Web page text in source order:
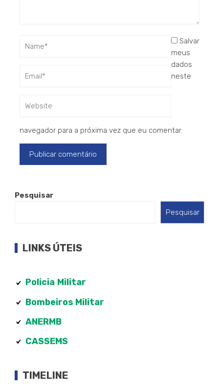
Salvar
meus
dados
neste
navegador para a próxima vez que eu comentar.
Pesquisar
Pesquisar
LINKS ÚTEIS
Policia Militar
Bombeiros Militar
ANERMB
CASSEMS
TIMELINE